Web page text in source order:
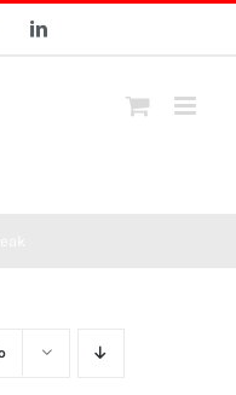
LinkedIn